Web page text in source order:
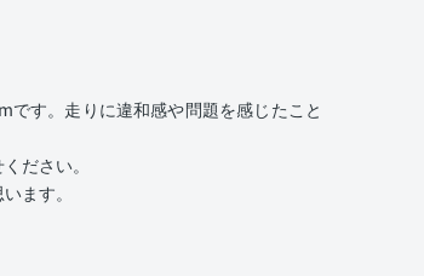
す。走りに違和感や問題を感じたこと
ださい。
ます。